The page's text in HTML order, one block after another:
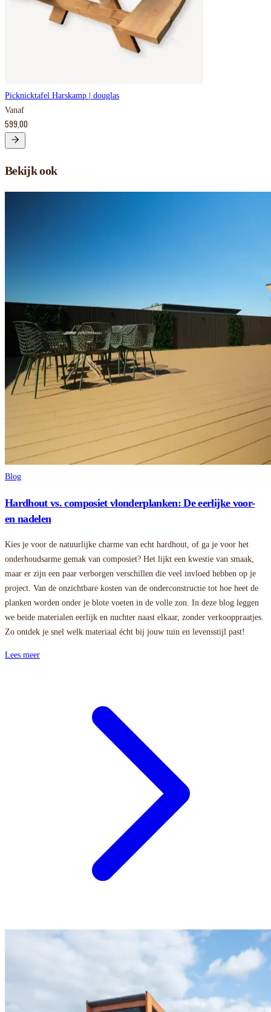
Picknicktafel Harskamp | douglas
Vanaf
599,00
Bekijk ook
Blog
Hardhout vs. composiet vlonderplanken: De eerlijke voor-
en nadelen
Kies je voor de natuurlijke charme van echt hardhout, of ga je voor het
onderhoudsarme gemak van composiet? Het lijkt een kwestie van smaak,
maar er zijn een paar verborgen verschillen die veel invloed hebben op je
project. Van de onzichtbare kosten van de onderconstructie tot hoe heet de
planken worden onder je blote voeten in de volle zon. In deze blog leggen
we beide materialen eerlijk en nuchter naast elkaar, zonder verkooppraatjes.
Zo ontdek je snel welk materiaal écht bij jouw tuin en levensstijl past!
Lees meer